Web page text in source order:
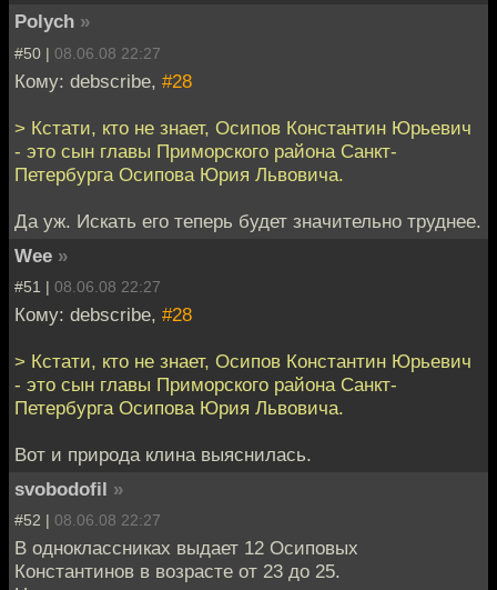
Polych »
#50 | 08.06.08 22:27
Кому: debscribe, #28
> Кстати, кто не знает, Осипов Константин Юрьевич
- это сын главы Приморского района Санкт-
Петербурга Осипова Юрия Львовича.
Да уж. Искать его теперь будет значительно труднее.
Wee »
#51 | 08.06.08 22:27
Кому: debscribe, #28
> Кстати, кто не знает, Осипов Константин Юрьевич
- это сын главы Приморского района Санкт-
Петербурга Осипова Юрия Львовича.
Вот и природа клина выяснилась.
svobodofil »
#52 | 08.06.08 22:27
В одноклассниках выдает 12 Осиповых
Константинов в возрасте от 23 до 25.